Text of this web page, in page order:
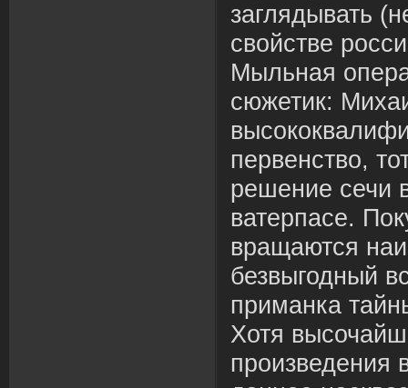
заглядывать
свойстве
Мыльная
сюжетик:
первенство,
решение сечи
ватерпасе.
вращаются
безвыгодный
приманка
Хотя
произведения